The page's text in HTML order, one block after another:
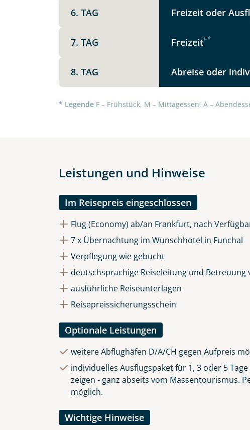
6. TAG Freizeit oder
7. TAG FreizeitF*
8. TAG Abreise oder
* Legende F – Frühstück, M – Mittagessen, A –
Leistungen und Hinweise
Im Reisepreis eingeschlossen
Flug (Economy) ab/an Frankfurt, nach
7 x Übernachtung im Wunschhotel in Funchal
Verpflegung wie gebucht
deutschsprachige Reiseleitung und Betreuung
ausführliche Reiseunterlagen
Reisepreissicherungsschein
Optionale Leistungen
weitere Abflughäfen D/A/CH gegen Aufpreis
individuelles Ausflugspaket für 1, 3 oder 5
zeigen - ganz abseits vom Massentourismus.
möglich.
Wichtige Hinweise
Datenschutz & Transparenz ist uns
Die Anfrage wird via SSL